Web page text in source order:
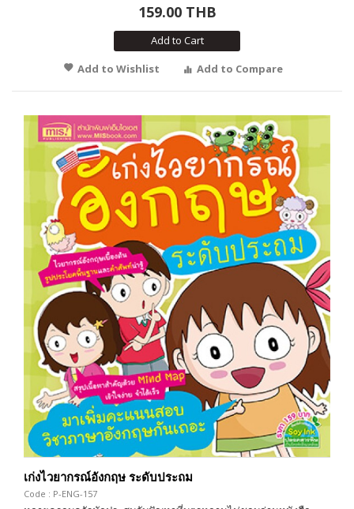
159.00 THB
Add to Cart
Add to Wishlist
Add to Compare
เก่งไวยากรณ์อังกฤษ ระดับประถม
Code : P-ENG-157